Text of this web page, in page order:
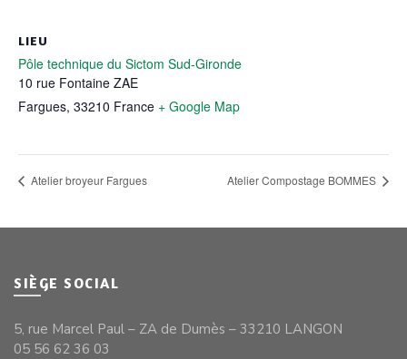
LIEU
Pôle technique du Sictom Sud-Gironde
10 rue Fontaine ZAE
Fargues, 33210 France + Google Map
Atelier broyeur Fargues Atelier Compostage BOMMES
SIÈGE SOCIAL
5, rue Marcel Paul – ZA de Dumès – 33210 LANGON
05 56 62 36 03